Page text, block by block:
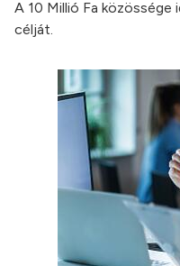
A 10 Millió Fa közössége
célját.